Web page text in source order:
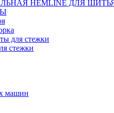
HEMLINE ДЛЯ
для стежки
стежки
машин